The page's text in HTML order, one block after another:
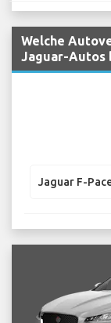
Welche
Jaguar-Autos
Jaguar F-